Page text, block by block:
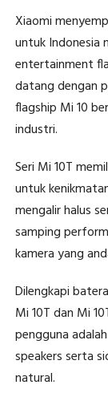
Xiaomi
untuk Indonesia
entertainment
datang dengan
flagship Mi 10
industri.
Seri Mi 10T
untuk
mengalir halus
samping
kamera yang
Dilengkapi
Mi 10T dan Mi
pengguna
speakers serta
natural.